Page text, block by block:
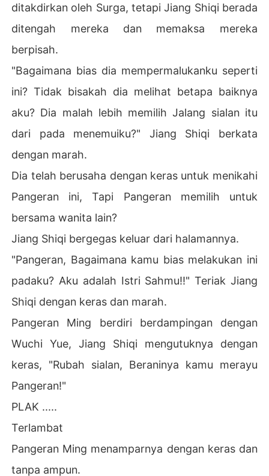
ditakdirkan oleh Surga, tetapi Jiang Shiqi berada
ditengah mereka dan memaksa mereka
berpisah.
"Bagaimana bias dia mempermalukanku seperti
ini? Tidak bisakah dia melihat betapa baiknya
aku? Dia malah lebih memilih Jalang sialan itu
dari pada menemuiku?" Jiang Shiqi berkata
dengan marah.
Dia telah berusaha dengan keras untuk menikahi
Pangeran ini, Tapi Pangeran memilih untuk
bersama wanita lain?
Jiang Shiqi bergegas keluar dari halamannya.
"Pangeran, Bagaimana kamu bias melakukan ini
padaku? Aku adalah Istri Sahmu!!" Teriak Jiang
Shiqi dengan keras dan marah.
Pangeran Ming berdiri berdampingan dengan
Wuchi Yue, Jiang Shiqi mengutuknya dengan
keras, "Rubah sialan, Beraninya kamu merayu
Pangeran!"
PLAK .....
Terlambat
Pangeran Ming menamparnya dengan keras dan
tanpa ampun.